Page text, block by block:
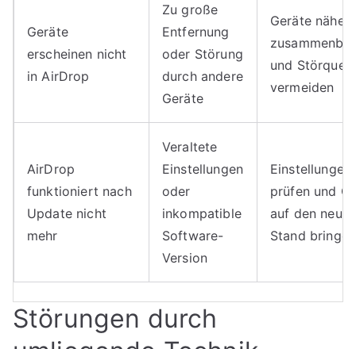
Geräte
erscheinen nicht
in AirDrop
Zu große
Entfernung
oder Störung
durch andere
Geräte
Geräte näher
und
vermeiden
AirDrop
funktioniert nach
Update nicht
mehr
Veraltete
Einstellungen
oder
inkompatible
Software-
Version
Einstellungen
prüfen und
auf den
Stand bringen
Störungen durch